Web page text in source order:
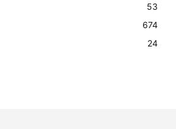
53
674
24